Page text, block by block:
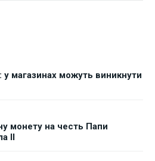
магазинах можуть виникнути
монету на честь Папи
II